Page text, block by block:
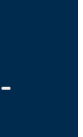
Toggle